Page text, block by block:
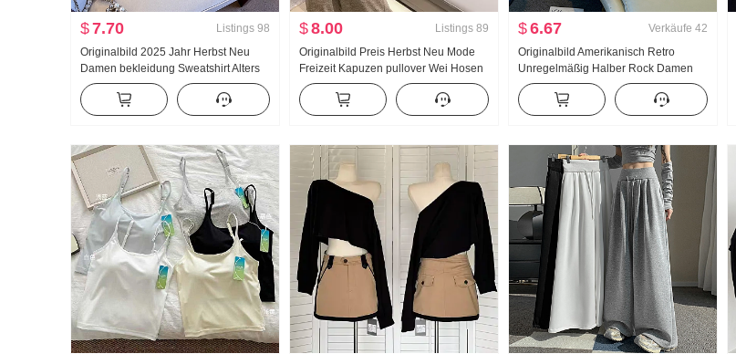
$7.70 Listings 98
Originalbild 2025 Jahr Herbst Neu
Damen bekleidung Sweatshirt Alters
reduzierung Die Hälfte
Reißverschluss Mode Polo-Kragen
Freizeit Vielseitig kombinierbar
$8.00 Listings 89
Originalbild Preis Herbst Neu Mode
Freizeit Kapuzen pullover Wei Hosen
Schlank Anzug Sporta nzug Damen
Modisch
$6.67 Verkäufe 42
Originalbild Amerikanisch Retro
Unregelmäßig Halber Rock Damen
Leinen Mittel-Langer Rock Kariert A-
Linien-Rock Unregelmäßig
Fischschwanz Pendel Rock